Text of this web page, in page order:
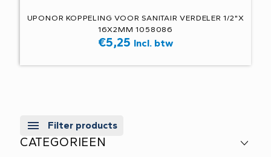
UPONOR KOPPELING VOOR SANITAIR VERDELER 1/2"X
16X2MM 1058086
€5,25 Incl. btw
Filter products
CATEGORIEEN